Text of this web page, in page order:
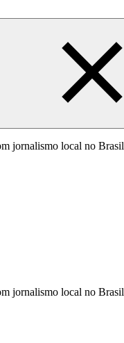
jornalismo local no Brasil
jornalismo local no Brasil